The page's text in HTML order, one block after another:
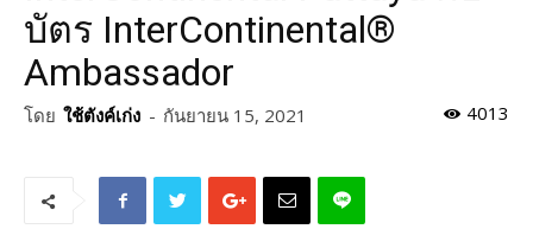
บัตร InterContinental®
Ambassador
โดย ใช้ตังค์เก่ง - กันยายน 15, 2021 4013